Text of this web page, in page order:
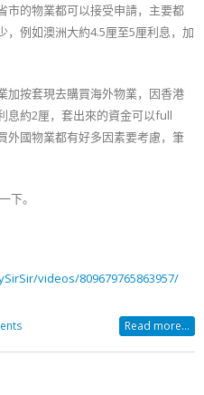
市的物業都可以接受申請，主要都
，例如澳洲大約4.5厘至5厘利息，加
加按套現去購買海外物業，因香港
息約2厘，套出來的資金可以full
外國物業都有好多因素要考慮，筆
下。
videos/809679765863957/
Read more...